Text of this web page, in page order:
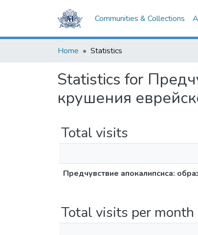
Communities & Collections
Home Statistics
Statistics for
крушения
Total visits
Предчувствие апокалипсиса:
Total visits per month